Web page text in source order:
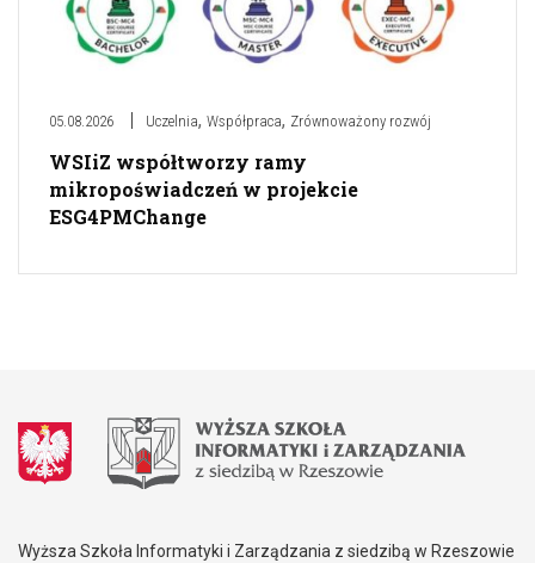
05.08.2026 Uczelnia, Współpraca, Zrównoważony rozwój
WSIiZ współtworzy ramy
mikropoświadczeń w projekcie
ESG4PMChange
Wyższa Szkoła Informatyki i Zarządzania z siedzibą w Rzeszowie